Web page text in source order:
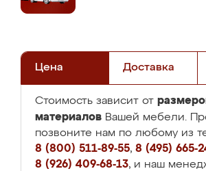
Цена Доставка
Стоимость зависит от
материалов Вашей мебели.
позвоните нам по любому из
8 (800) 511-89-55, 8 (495) 665-
8 (926) 409-68-13, и наш